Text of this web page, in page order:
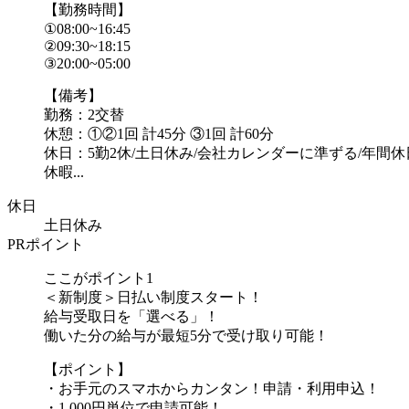
【勤務時間】
①08:00~16:45
②09:30~18:15
③20:00~05:00
【備考】
勤務：2交替
休憩：①②1回 計45分 ③1回 計60分
休日：5勤2休/土日休み/会社カレンダーに準ずる/年間休
休暇...
休日
土日休み
PRポイント
ここがポイント1
＜新制度＞日払い制度スタート！
給与受取日を「選べる」！
働いた分の給与が最短5分で受け取り可能！
【ポイント】
・お手元のスマホからカンタン！申請・利用申込！